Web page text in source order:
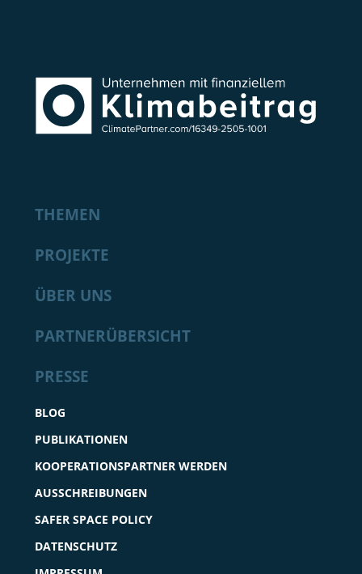
THEMEN
PROJEKTE
ÜBER UNS
PARTNERÜBERSICHT
PRESSE
BLOG
PUBLIKATIONEN
KOOPERATIONSPARTNER WERDEN
AUSSCHREIBUNGEN
SAFER SPACE POLICY
DATENSCHUTZ